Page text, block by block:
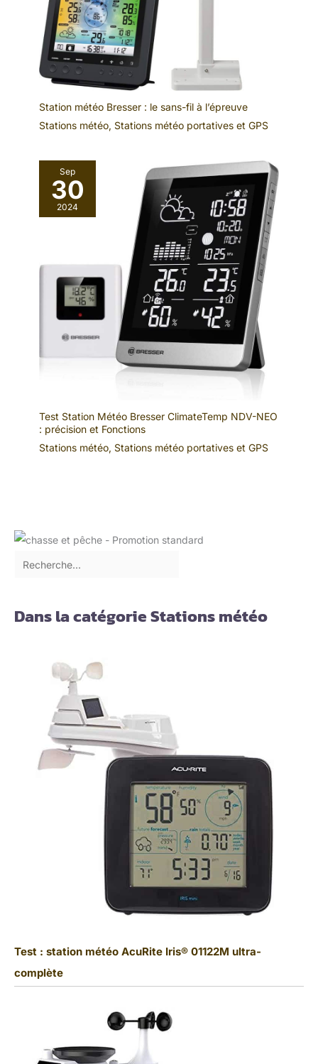
Station météo Bresser : le sans-fil à l’épreuve
Stations météo, Stations météo portatives et GPS
Sep
30
2024
Test Station Météo Bresser ClimateTemp NDV-NEO
: précision et Fonctions
Stations météo, Stations météo portatives et GPS
Dans la catégorie Stations météo
Test : station météo AcuRite Iris® 01122M ultra-
complète